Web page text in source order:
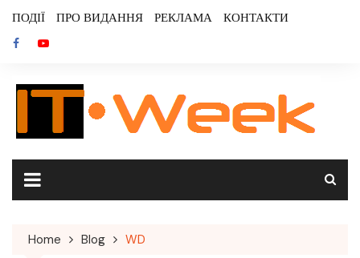
content
ПОДІЇ ПРО ВИДАННЯ РЕКЛАМА КОНТАКТИ
Home Blog WD